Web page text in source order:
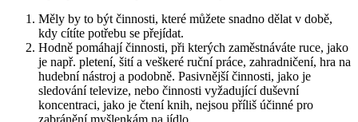
Měly by to být činnosti, které můžete snadno dělat v době,
kdy cítíte potřebu se přejídat.
Hodně pomáhají činnosti, při kterých zaměstnáváte ruce, jako
je např. pletení, šití a veškeré ruční práce, zahradničení, hra na
hudební nástroj a podobně. Pasivnější činnosti, jako je
sledování televize, nebo činnosti vyžadující duševní
koncentraci, jako je čtení knih, nejsou příliš účinné pro
zabránění myšlenkám na jídlo.